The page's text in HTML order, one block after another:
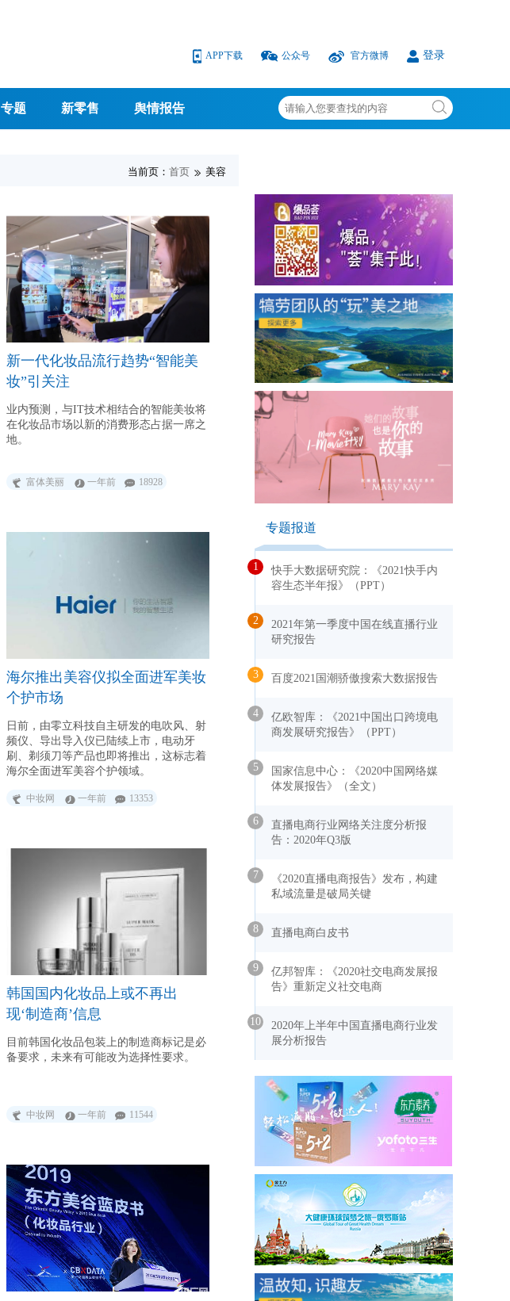
APP下载 公众号 官方微博 登录
专题 新零售 舆情报告
当前页： 首页 美容
新一代化妆品流行趋势“智能美
妆”引关注
业内预测，与IT技术相结合的智能美妆将
在化妆品市场以新的消费形态占据一席之
地。
富体美丽 一年前 18928
海尔推出美容仪拟全面进军美妆
个护市场
日前，由零立科技自主研发的电吹风、射
频仪、导出导入仪已陆续上市，电动牙
刷、剃须刀等产品也即将推出，这标志着
海尔全面进军美容个护领域。
中妆网 一年前 13353
韩国国内化妆品上或不再出
现‘制造商’信息
目前韩国化妆品包装上的制造商标记是必
备要求，未来有可能改为选择性要求。
中妆网 一年前 11544
专题报道
1
快手大数据研究院：《2021快手内
容生态半年报》（PPT）
2
2021年第一季度中国在线直播行业
研究报告
3 百度2021国潮骄傲搜索大数据报告
4
亿欧智库：《2021中国出口跨境电
商发展研究报告》（PPT）
5
国家信息中心：《2020中国网络媒
体发展报告》（全文）
6
直播电商行业网络关注度分析报
告：2020年Q3版
7
《2020直播电商报告》发布，构建
私域流量是破局关键
8 直播电商白皮书
9
亿邦智库：《2020社交电商发展报
告》重新定义社交电商
10
2020年上半年中国直播电商行业发
展分析报告